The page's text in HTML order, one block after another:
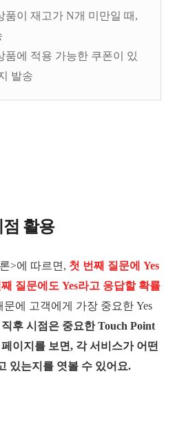
이 재고가 N개 미만일 때,
에 적용 가능한 쿠폰이 있
발송
활용
>에 따르면, 첫 번째 질문에 Yes
질문에도 Yes라고 응답할 확률
문에 고객에게 가장 중요한 Yes
후 시점은 중요한 Touch Point
이지를 보면, 각 서비스가 어떤
있는지를 엿볼 수 있어요.